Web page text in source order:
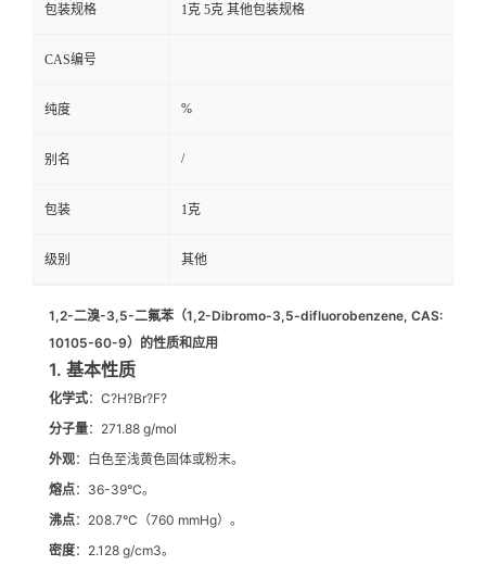
包装规格 1克 5克 其他包装规格
CAS编号
纯度 %
别名 /
包装 1克
级别 其他
1,2-二溴-3,5-二氟苯（1,2-Dibromo-3,5-difluorobenzene, CAS:
10105-60-9）的性质和应用
1. 基本性质
化学式：C?H?Br?F?
分子量：271.88 g/mol
外观：白色至浅黄色固体或粉末。
熔点：36-39°C。
沸点：208.7°C（760 mmHg）。
密度：2.128 g/cm3。